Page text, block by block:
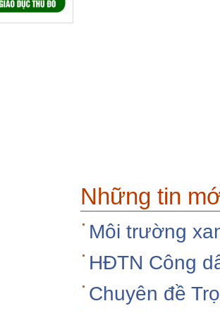
Những tin
Môi trường
HĐTN Công
Chuyên đề